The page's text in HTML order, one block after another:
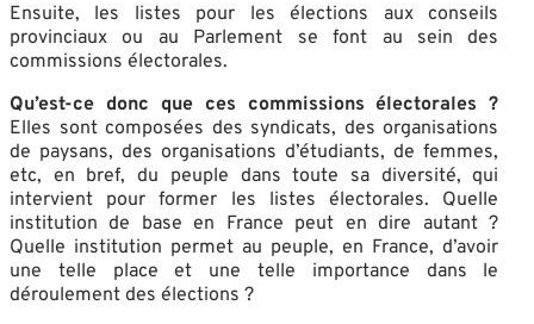
Ensuite, les listes pour les élections aux conseils
provinciaux ou au Parlement se font au sein des
commissions électorales.
Qu’est-ce donc que ces commissions électorales ?
Elles sont composées des syndicats, des organisations
de paysans, des organisations d’étudiants, de femmes,
etc, en bref, du peuple dans toute sa diversité, qui
intervient pour former les listes électorales. Quelle
institution de base en France peut en dire autant ?
Quelle institution permet au peuple, en France, d’avoir
une telle place et une telle importance dans le
déroulement des élections ?